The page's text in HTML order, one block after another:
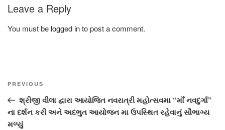
Leave a Reply
You must be logged into post a comment.
Post
navigation
Previous
Post
PREVIOUS
શ્રીજી વીલા દ્વારા આયોજિત નવરાત્રી મહોત્સવમા “માઁ નવદુર્ગા”
ના દર્શન કરી અને અદભુત આયોજન મા ઉપસ્થિત રહેવાનું સૌભાગ્ય
મળ્યું